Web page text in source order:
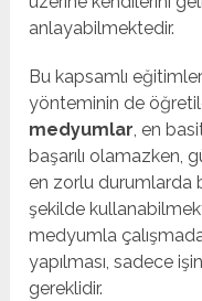
anlayabilmektedir.
Bu kapsamlı
yönteminin de
medyumlar, en
başarılı olamazken,
en zorlu durumlarda
şekilde
medyumla
yapılması, sadece
gereklidir.